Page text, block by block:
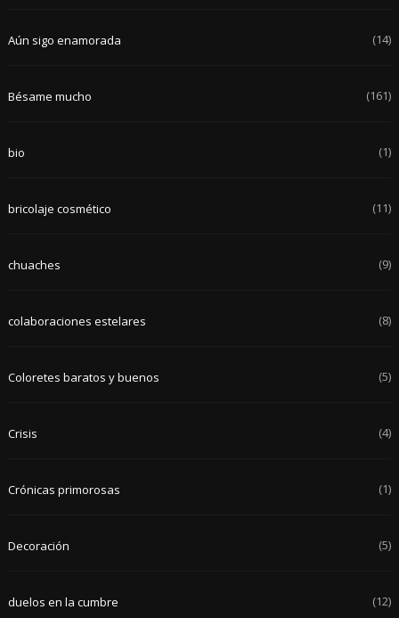
Aún sigo enamorada (14)
Bésame mucho (161)
bio (1)
bricolaje cosmético (11)
chuaches (9)
colaboraciones estelares (8)
Coloretes baratos y buenos (5)
Crisis (4)
Crónicas primorosas (1)
Decoración (5)
duelos en la cumbre (12)